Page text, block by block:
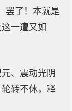
罢了！本就是
一遭又如
、震动光阴
转不休，释